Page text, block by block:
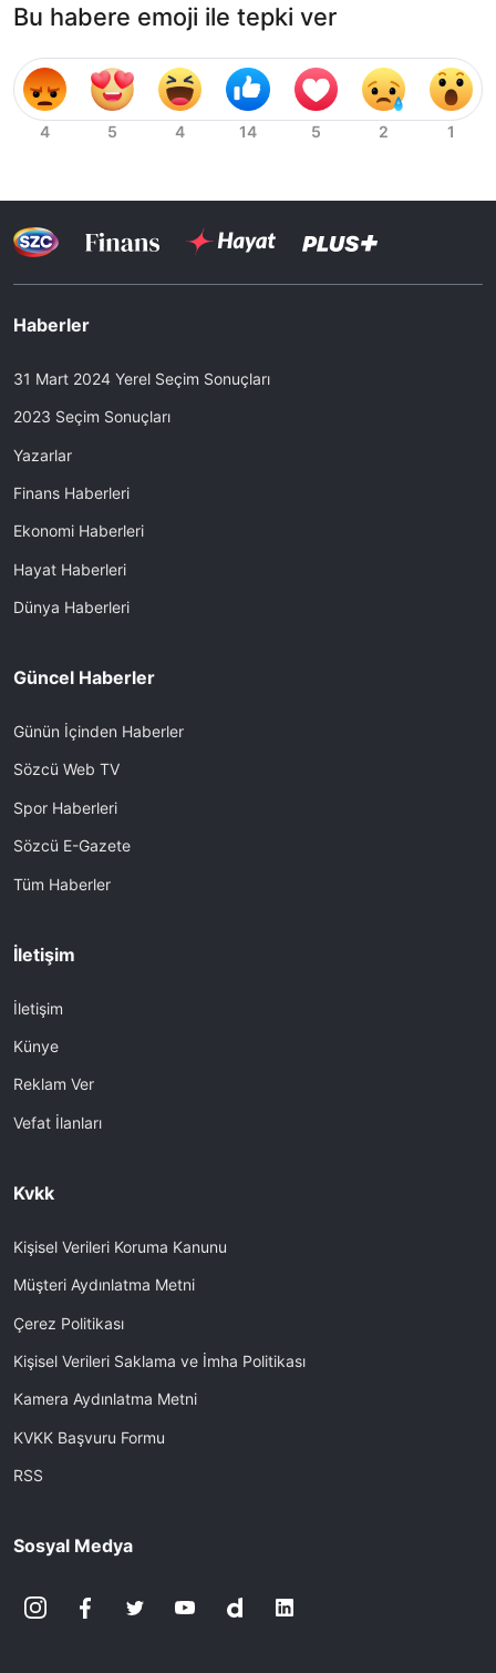
Bu habere emoji ile tepki ver
Haberler
31 Mart 2024 Yerel Seçim Sonuçları
2023 Seçim Sonuçları
Yazarlar
Finans Haberleri
Ekonomi Haberleri
Hayat Haberleri
Dünya Haberleri
Güncel Haberler
Günün İçinden Haberler
Sözcü Web TV
Spor Haberleri
Sözcü E-Gazete
Tüm Haberler
İletişim
İletişim
Künye
Reklam Ver
Vefat İlanları
Kvkk
Kişisel Verileri Koruma Kanunu
Müşteri Aydınlatma Metni
Çerez Politikası
Kişisel Verileri Saklama ve İmha Politikası
Kamera Aydınlatma Metni
KVKK Başvuru Formu
RSS
Sosyal Medya